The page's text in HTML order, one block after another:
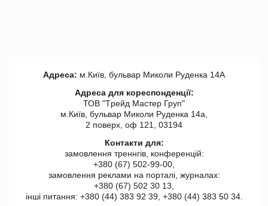
Адреса: м.Київ, бульвар Миколи Руденка 14А
Адреса для кореспонденції:
ТОВ "Tрейд Мастер Груп"
м.Київ, бульвар Миколи Руденка 14а,
2 поверх, оф 121, 03194
Контакти для:
замовлення треннгів, конференцій:
+380 (67) 502-99-00,
замовлення реклами на порталі, журналах:
+380 (67) 502 30 13,
інші питання: +380 (44) 383 92 39, +380 (44) 383 50 34.